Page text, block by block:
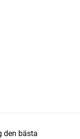
den bästa